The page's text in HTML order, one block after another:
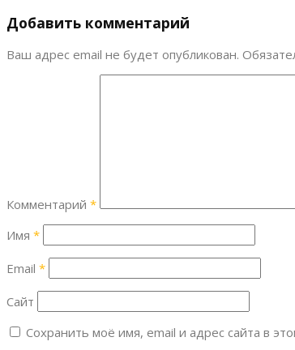
Добавить комментарий
Ваш адрес email не будет опубликован.
Комментарий *
Имя *
Email *
Сайт
Сохранить моё имя, email и адрес сайта в